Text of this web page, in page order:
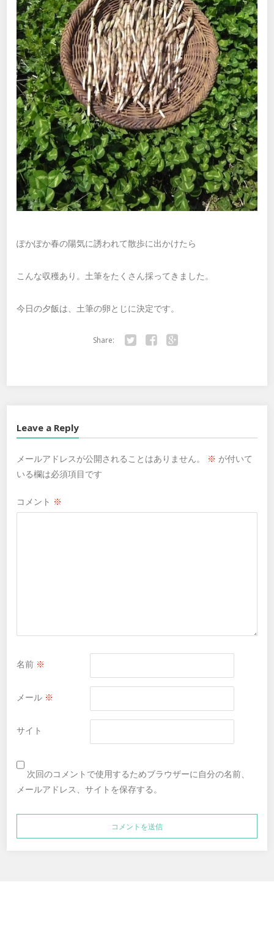
ぽかぽか春の陽気に誘われて散歩に出かけたら
こんな収穫あり。土筆をたくさん採ってきました。
今日の夕飯は、土筆の卵とじに決定です。
Share:
Leave a Reply
メールアドレスが公開されることはありません。 ※ が付いて
いる欄は必須項目です
コメント ※
名前 ※
メール ※
サイト
次回のコメントで使用するためブラウザーに自分の名前、
メールアドレス、サイトを保存する。